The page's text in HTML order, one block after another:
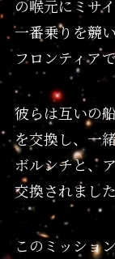
の喉元にミサ
一番乗りを競
フロンティア
彼らは互いの
を交換し、一
ボルシチと、
交換されまし
このミッショ